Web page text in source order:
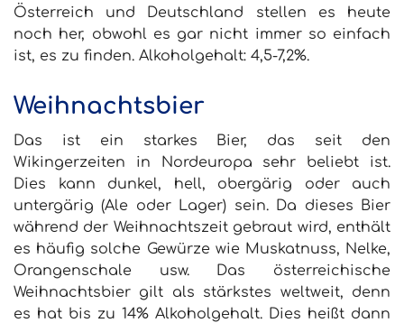
Österreich und Deutschland stellen es heute
noch her, obwohl es gar nicht immer so einfach
ist, es zu finden. Alkoholgehalt: 4,5-7,2%.
Weihnachtsbier
Das ist ein starkes Bier, das seit den
Wikingerzeiten in Nordeuropa sehr beliebt ist.
Dies kann dunkel, hell, obergärig oder auch
untergärig (Ale oder Lager) sein. Da dieses Bier
während der Weihnachtszeit gebraut wird, enthält
es häufig solche Gewürze wie Muskatnuss, Nelke,
Orangenschale usw. Das österreichische
Weihnachtsbier gilt als stärkstes weltweit, denn
es hat bis zu 14% Alkoholgehalt. Dies heißt dann